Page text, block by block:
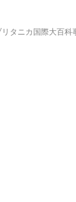
リタニカ国際大百